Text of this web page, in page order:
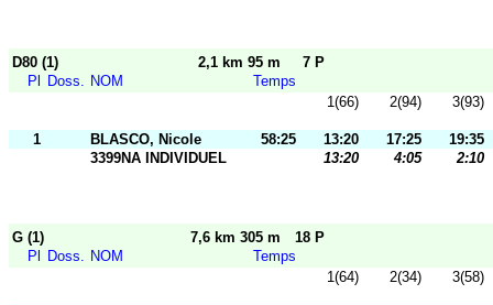
D80 (1) 2,1 km 95 m
7 P
Pl
Doss. NOM
Temps
1(66)
2(94) 3(93)
1 BLASCO, Nicole 58:25 13:20 17:25
19:35
3399NA INDIVIDUEL
13:20 4:05 2:10
G (1) 7,6 km 305 m
18 P
Pl
Doss. NOM
Temps
1(64)
2(34) 3(58)